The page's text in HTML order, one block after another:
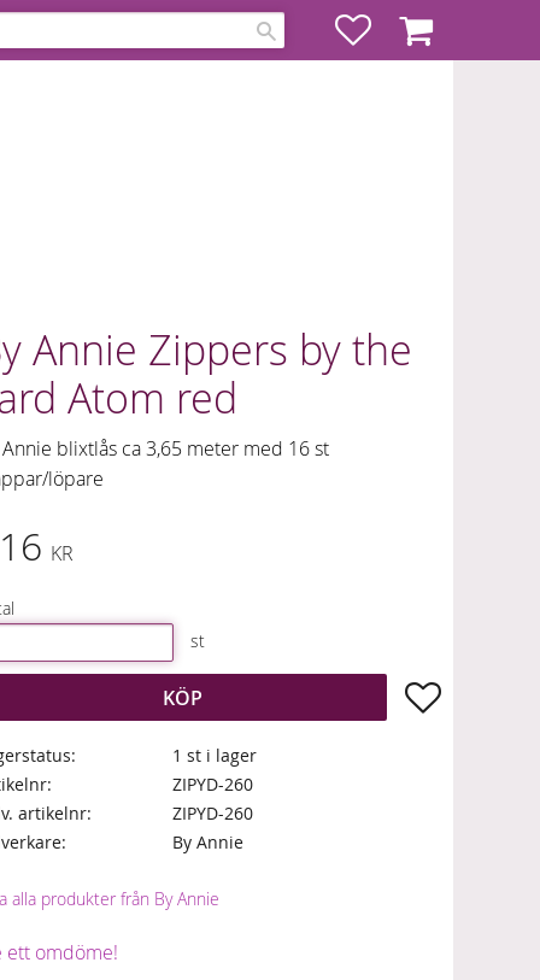
FavoriterKundvagn
Annie Zippers by the
Atom red
Annie blixtlås ca 3,65 meter med 16 st
löpare
KR
st
KÖP Lägg till i
1 st i lager
ZIPYD-260
artikelnr
ZIPYD-260
By Annie
alla produkter från By Annie
ett omdöme!